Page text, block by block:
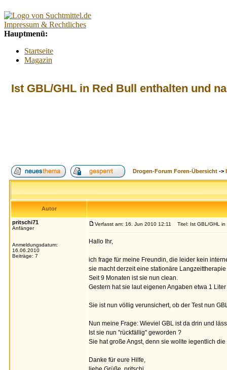
Ist GBL/GHL in Red Bull enthalten und
Drogen-Forum Foren-Übersicht ->
Autor
pritschi71
Anfänger
Anmeldungsdatum:
16.06.2010
Beiträge: 7
Verfasst am: 16. Jun 2010 12:11 Titel: Ist GBL/GHL in
Hallo Ihr,
ich frage für meine Freundin, die leider kein
sie macht derzeit eine stationäre
Seit 9 Monaten ist sie nun clean.
Gestern hat sie laut eigenen Angaben etwa 1
Sie ist nun völlig verunsichert, ob der Test nun
Nun meine Frage: Wieviel GBL ist da drin und
Ist sie nun "rückfällig" geworden ?
Sie hat große Angst, denn sie wollte iegentlich
Danke für eure Hilfe,
Impressum & Rechtliches
Hauptmenü:
Startseite
Magazin
Lexikon
Promillerechner
BMI-Rechner
Index Suche FAQ Login